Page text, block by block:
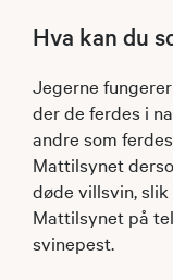
Hva kan du
Jegerne
der de ferdes i
andre som
Mattilsynet
døde villsvin,
Mattilsynet på
svinepest.